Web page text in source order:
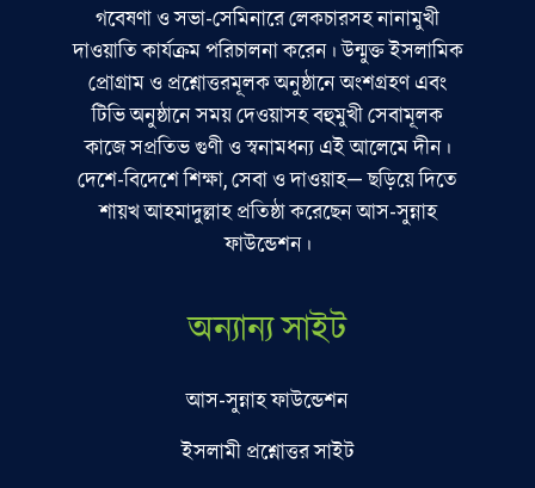
গবেষণা ও সভা-সেমিনারে লেকচারসহ নানামুখী
দাওয়াতি কার্যক্রম পরিচালনা করেন। উন্মুক্ত ইসলামিক
প্রোগ্রাম ও প্রশ্নোত্তরমূলক অনুষ্ঠানে অংশগ্রহণ এবং
টিভি অনুষ্ঠানে সময় দেওয়াসহ বহুমুখী সেবামূলক
কাজে সপ্রতিভ গুণী ও স্বনামধন্য এই আলেমে দীন।
দেশে-বিদেশে শিক্ষা, সেবা ও দাওয়াহ— ছড়িয়ে দিতে
শায়খ আহমাদুল্লাহ প্রতিষ্ঠা করেছেন আস-সুন্নাহ
ফাউন্ডেশন।
অন্যান্য সাইট
আস-সুন্নাহ ফাউন্ডেশন
ইসলামী প্রশ্নোত্তর সাইট